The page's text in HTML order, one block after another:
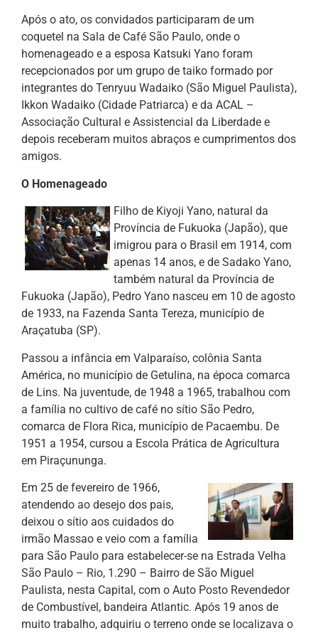
Após o ato, os convidados participaram de um
coquetel na Sala de Café São Paulo, onde o
homenageado e a esposa Katsuki Yano foram
recepcionados por um grupo de taiko formado por
integrantes do Tenryuu Wadaiko (São Miguel Paulista),
Ikkon Wadaiko (Cidade Patriarca) e da ACAL –
Associação Cultural e Assistencial da Liberdade e
depois receberam muitos abraços e cumprimentos dos
amigos.
O Homenageado
Filho de Kiyoji Yano, natural da
Província de Fukuoka (Japão), que
imigrou para o Brasil em 1914, com
apenas 14 anos, e de Sadako Yano,
também natural da Província de
Fukuoka (Japão), Pedro Yano nasceu em 10 de agosto
de 1933, na Fazenda Santa Tereza, município de
Araçatuba (SP).
Passou a infância em Valparaíso, colônia Santa
América, no município de Getulina, na época comarca
de Lins. Na juventude, de 1948 a 1965, trabalhou com
a família no cultivo de café no sítio São Pedro,
comarca de Flora Rica, município de Pacaembu. De
1951 a 1954, cursou a Escola Prática de Agricultura
em Piraçununga.
Em 25 de fevereiro de 1966,
atendendo ao desejo dos pais,
deixou o sítio aos cuidados do
irmão Massao e veio com a família
para São Paulo para estabelecer-se na Estrada Velha
São Paulo – Rio, 1.290 – Bairro de São Miguel
Paulista, nesta Capital, com o Auto Posto Revendedor
de Combustível, bandeira Atlantic. Após 19 anos de
muito trabalho, adquiriu o terreno onde se localizava o